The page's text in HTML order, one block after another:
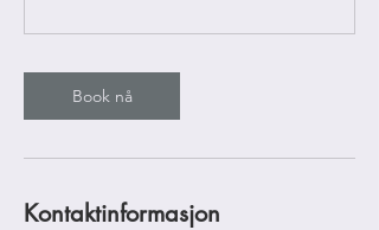
Book nå
Kontaktinformasjon